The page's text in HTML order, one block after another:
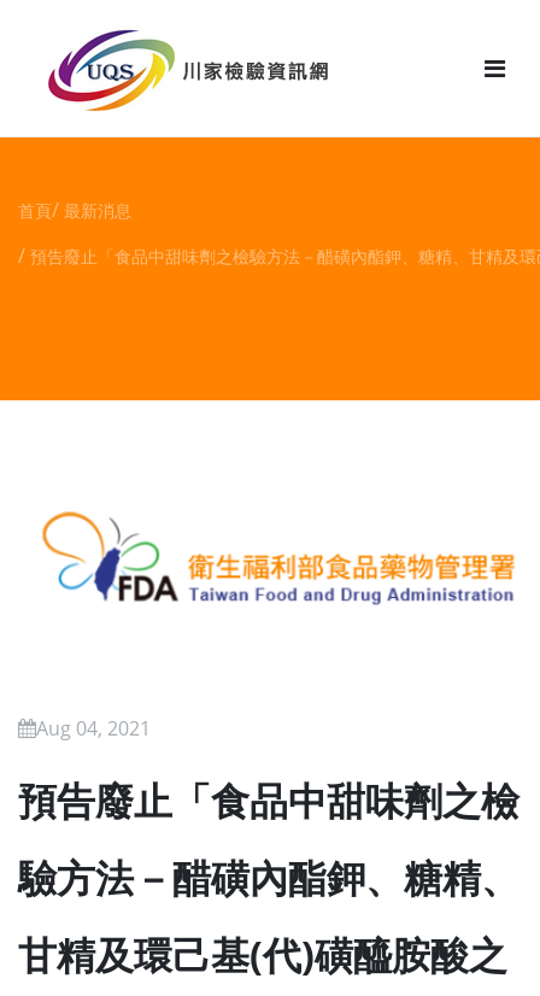
首頁 最新消息
預告廢止「食品中甜味劑之檢驗方法－醋磺內酯鉀、糖精、甘精及
Aug 04, 2021
預告廢止「食品中甜味劑之檢
驗方法－醋磺內酯鉀、糖精、
甘精及環己基(代)磺醯胺酸之